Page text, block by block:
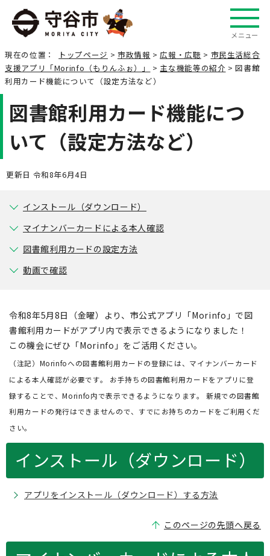
メニュー
現在の位置： トップページ > 市政情報 >広報・広聴 > 市民生活総合
支援アプリ「Morinfo（もりんふぉ）」
> 主な機能等の紹介 > 図書館
利用カード機能について（設定方法など）
図書館利用カード機能につ
いて（設定方法など）
更新日 令和8年6月4日
インストール（ダウンロード）
マイナンバーカードによる本人確認
図書館利用カードの設定方法
動画で確認
令和8年5月8日（金曜）より、市公式アプリ「Morinfo」で図
書館利用カードがアプリ内で表示できるようになりました！
この機会にぜひ「Morinfo」をご活用ください。
（注記）Morinfoへの図書館利用カードの登録には、マイナンバーカード
による本人確認が必要です。 お手持ちの図書館利用カードをアプリに登
録することで、Morinfo内で表示できるようになります。 新規での図書館
利用カードの発行はできませんので、すでにお持ちのカードをご利用くだ
さい。
インストール（ダウンロード）
アプリをインストール（ダウンロード）する方法
このページの先頭へ戻る